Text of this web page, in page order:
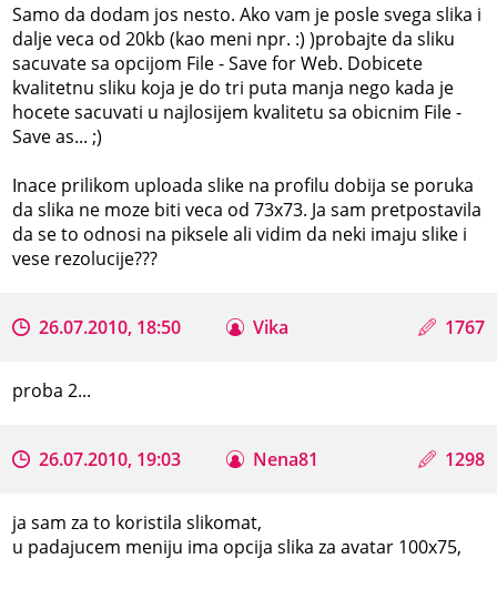
Samo da dodam jos nesto. Ako vam je posle svega slika i
dalje veca od 20kb (kao meni npr. :) )probajte da sliku
sacuvate sa opcijom File - Save for Web. Dobicete
kvalitetnu sliku koja je do tri puta manja nego kada je
hocete sacuvati u najlosijem kvalitetu sa obicnim File -
Save as... ;)
Inace prilikom uploada slike na profilu dobija se poruka
da slika ne moze biti veca od 73x73. Ja sam pretpostavila
da se to odnosi na piksele ali vidim da neki imaju slike i
vese rezolucije???
26.07.2010, 18:50 Vika 1767
proba 2...
26.07.2010, 19:03 Nena81 1298
ja sam za to koristila slikomat,
u padajucem meniju ima opcija slika za avatar 100x75,